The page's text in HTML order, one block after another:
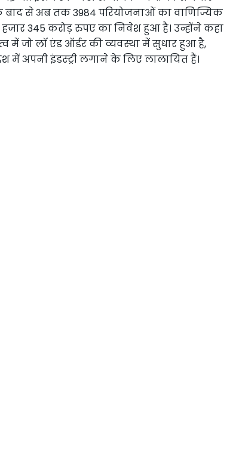
बाद से अब तक 3984 परियोजनाओं का वाणिज्यिक
345 करोड़ रुपए का निवेश हुआ है। उन्होंने कहा
में जो लॉ एंड ऑर्डर की व्यवस्था में सुधार हुआ है,
अपनी इंडस्ट्री लगाने के लिए लालायित हैं।